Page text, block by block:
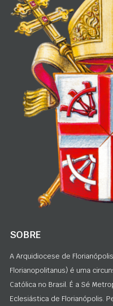
SOBRE
A Arquidiocese de
Florianopolitanus) é uma
Católica no Brasil. É a Sé
Eclesiástica de Florianópolis.